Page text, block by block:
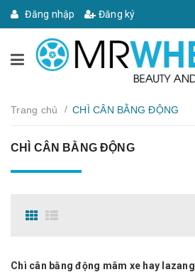
Đăng nhập Đăng ký
Trang chủ / CHÌ CÂN BẰNG ĐỘNG
CHÌ CÂN BẰNG ĐỘNG
Chì cân bằng động mâm xe hay lazang